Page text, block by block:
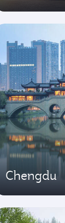
Chengdu